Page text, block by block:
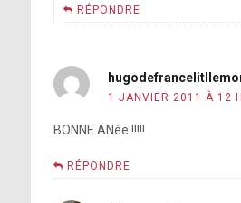
RÉPONDRE
1 JANVIER 2011 À 12
BONNE ANée !!!!!
RÉPONDRE